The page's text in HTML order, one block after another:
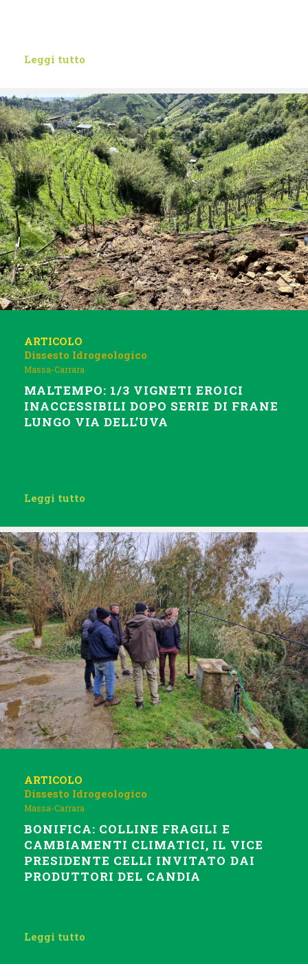
Leggi tutto
ARTICOLO
Dissesto Idrogeologico
Massa-Carrara
MALTEMPO: 1/3 VIGNETI EROICI
INACCESSIBILI DOPO SERIE DI FRANE
LUNGO VIA DELL’UVA
Leggi tutto
ARTICOLO
Dissesto Idrogeologico
Massa-Carrara
BONIFICA: COLLINE FRAGILI E
CAMBIAMENTI CLIMATICI, IL VICE
PRESIDENTE CELLI INVITATO DAI
PRODUTTORI DEL CANDIA
Leggi tutto